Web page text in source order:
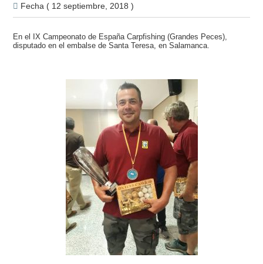
Fecha ( 12 septiembre, 2018 )
En el IX Campeonato de España Carpfishing (Grandes Peces),
disputado enel embalse de Santa Teresa, en Salamanca.